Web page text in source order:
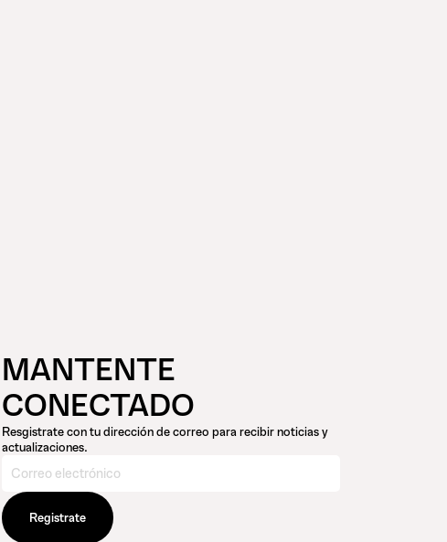
MANTENTE
CONECTADO
Resgistrate con tu dirección de correo para recibir noticias y
actualizaciones.